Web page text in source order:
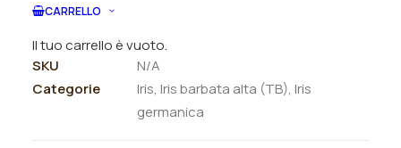
CARRELLO
Il tuo carrello è vuoto.
SKU
N/A
Categorie
Iris, Iris barbata alta (TB), Iris
germanica